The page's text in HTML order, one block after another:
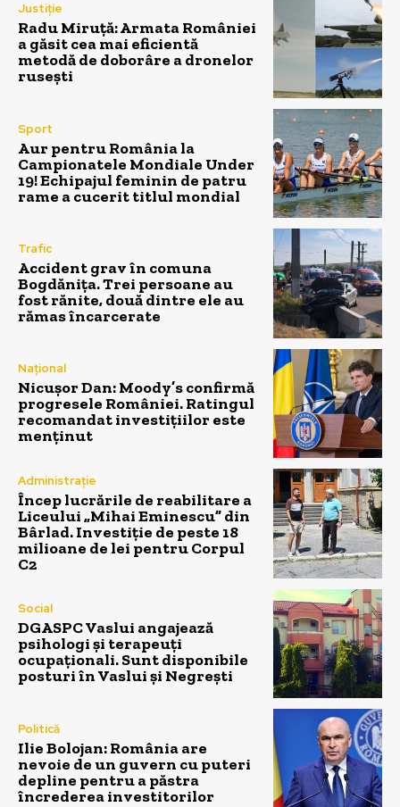
Justiție
Radu Miruță: Armata României
a găsit cea mai eficientă
metodă de doborâre a dronelor
rusești
Sport
Aur pentru România la
Campionatele Mondiale Under
19! Echipajul feminin de patru
rame a cucerit titlul mondial
Trafic
Accident grav în comuna
Bogdănița. Trei persoane au
fost rănite, două dintre ele au
rămas încarcerate
Național
Nicușor Dan: Moody’s confirmă
progresele României. Ratingul
recomandat investițiilor este
menținut
Administrație
Încep lucrările de reabilitare a
Liceului „Mihai Eminescu” din
Bârlad. Investiție de peste 18
milioane de lei pentru Corpul
C2
Social
DGASPC Vaslui angajează
psihologi și terapeuți
ocupaționali. Sunt disponibile
posturi în Vaslui și Negrești
Politică
Ilie Bolojan: România are
nevoie de un guvern cu puteri
depline pentru a păstra
încrederea investitorilor